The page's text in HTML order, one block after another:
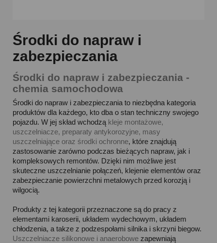
Środki do napraw i
zabezpieczania
Środki do napraw i zabezpieczania -
chemia samochodowa
Środki do napraw i zabezpieczania to niezbędna kategoria
produktów dla każdego, kto dba o stan techniczny swojego
pojazdu. W jej skład wchodzą kleje montażowe,
uszczelniacze, preparaty antykorozyjne, masy
uszczelniające oraz środki ochronne, które znajdują
zastosowanie zarówno podczas bieżących napraw, jak i
kompleksowych remontów. Dzięki nim możliwe jest
skuteczne uszczelnianie połączeń, klejenie elementów oraz
zabezpieczanie powierzchni metalowych przed korozją i
wilgocią.
Produkty z tej kategorii przeznaczone są do pracy z
elementami karoserii, układem wydechowym, układem
chłodzenia, a takze z podzespołami silnika i skrzyni biegow.
Uszczelniacze silikonowe i anaerobowe zapewniają